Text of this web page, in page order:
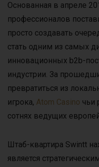
Основанная в апреле
профессионалов
просто создавать
стать одним из самых
инновационных b2b-
индустрии. За
превратиться из
игрока, Atom Casino чьи
сотнях ведущих
Штаб-квартира Swintt
является